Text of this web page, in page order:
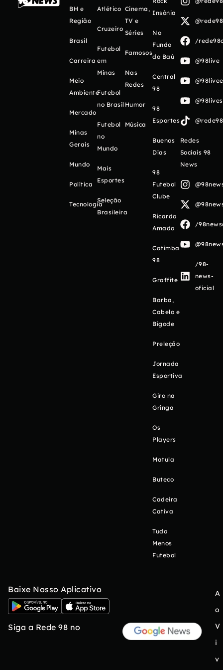
BH e
Região
Brasil
Carreira
Meio
Ambiente
Mercado
Minas
Gerais
Mundo
Política
Tecnologia
Atlético
Cruzeiro
Futebol
em
Minas
Futebol
no Brasil
Futebol
no
Mundo
Mais
Esportes
Seleção
Brasileira
Cinema,
TV e
Séries
Famosos
Nas
Redes
Humor
Música
Insônia
No
Fundo
do Baú
Central
98
98
Esportes
Buenos
Días
98
Futebol
Clube
Ricardo
Amado
Catimba
98
Graffite
Barba,
Cabelo e
Bigode
Preleção
Jornada
Esportiva
Giro na
Gringa
Os
Players
Matula
Buteco
Cadeira
Cativa
Tudo
Menos
Futebol
/
@98live
Redes
Sociais 98
News
/
/98-
news-
oficial
Baixe Nosso Aplicativo
Siga a Rede 98 no
A
o
V
i
v